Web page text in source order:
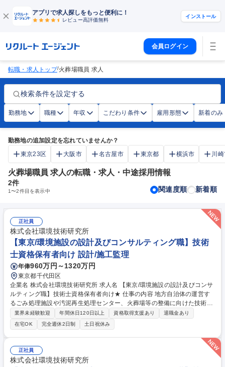
アプリで求人探しをもっと便利に！
レビュー高評価無料
インストール
会員ログイン
転職・求人トップ/火葬場職員 求人
検索条件を設定する
勤務地 職種 年収 こだわり条件 雇用形態 新着のみ
勤務地の追加設定を忘れていませんか？
東京23区
大阪市 名古屋市 東京都 横浜市 川
火葬場職員 求人の転職・求人・中途採用情報
2件
1〜2件目を表示中 関連度順 新着順
正社員
株式会社環境技術研究所
【東京/環境施設の設計及びコンサルティング職】技術
士資格保有者向け 設計/施工監理
年俸960万円～1320万円
東京都千代田区
企業名 株式会社環境技術研究所 求人名 【東京/環境施設の設計及びコンサ
ルティング職】技術士資格保有者向け★ 仕事の内容 地方自治体の運営す
るごみ処理施設や汚泥再生処理センター、火葬場等の整備に向けた技術コ
ンサルティングをお任せします。プロジェクトの構想から完成まで横断的
に担当し、地域の社会基盤を支えるポジションです。 【詳細】 ・計画策
定：人口動態やCO2削減に基づく規模・コスト算出 ・設計精査：機器構
成方針決定、仕様書作成支援 ・施工監理：現場での品質点検と性能検証
・自治体支援：専門知識を用いた合意形成リード技術コンサルティング 募
集職種 【東京/環境施設の設計及びコンサルティング職】技術士資格保有
業界未経験歓迎 年間休日120日以上 資格取得支援あり
退職金あり
在宅OK
完全週休2日制 土日祝休み
正社員
株式会社環境技術研究所